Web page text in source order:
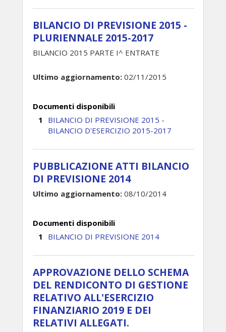
BILANCIO DI PREVISIONE 2015 -
PLURIENNALE 2015-2017
BILANCIO 2015 PARTE I^ ENTRATE
Ultimo aggiornamento: 02/11/2015
Documenti disponibili
BILANCIO DI PREVISIONE 2015 -
BILANCIO D'ESERCIZIO 2015-2017
PUBBLICAZIONE ATTI BILANCIO
DI PREVISIONE 2014
Ultimo aggiornamento: 08/10/2014
Documenti disponibili
BILANCIO DI PREVISIONE 2014
APPROVAZIONE DELLO SCHEMA
DEL RENDICONTO DI GESTIONE
RELATIVO ALL'ESERCIZIO
FINANZIARIO 2019 E DEI
RELATIVI ALLEGATI.